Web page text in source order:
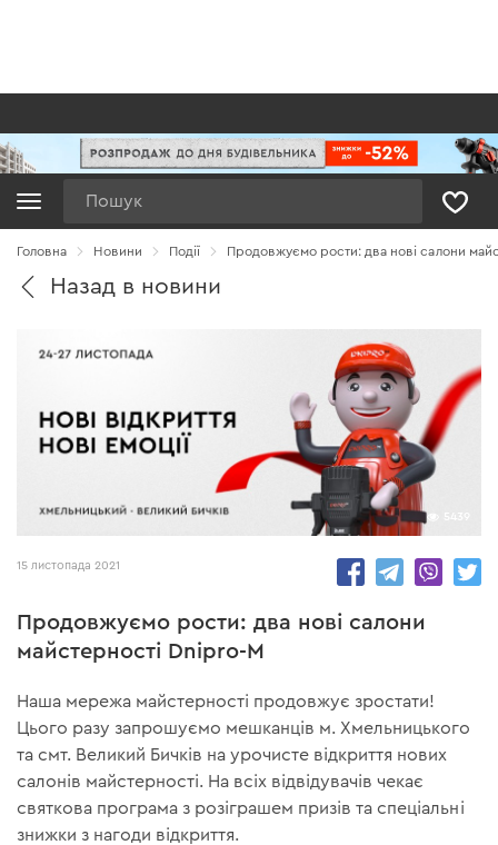
Головна Новини Події Продовжуємо рости: два нові салони
Назад в новини
15 листопада 2021
Продовжуємо рости: два нові салони
майстерності Dnipro-M
Наша мережа майстерності продовжує зростати!
Цього разу запрошуємо мешканців м. Хмельницького
та смт. Великий Бичків на урочисте відкриття нових
салонів майстерності. На всіх відвідувачів чекає
святкова програма з розіграшем призів та спеціальні
знижки з нагоди відкриття.